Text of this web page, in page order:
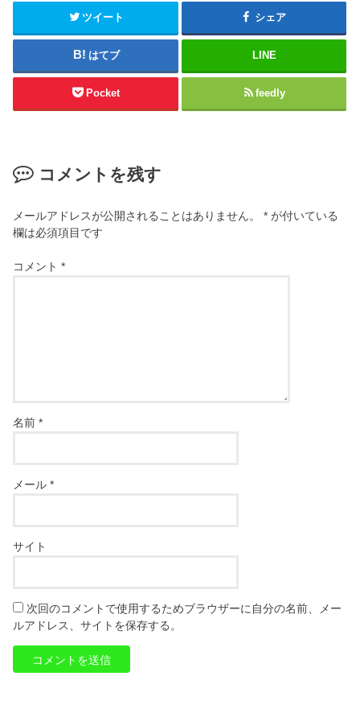
ツイート シェア
はてブ LINE
Pocket feedly
コメントを残す
メールアドレスが公開されることはありません。 * が付いている
欄は必須項目です
コメント*
名前*
メール*
サイト
次回のコメントで使用するためブラウザーに自分の名前、メー
ルアドレス、サイトを保存する。